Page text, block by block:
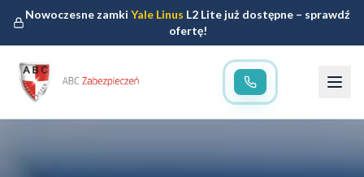
Nowoczesne zamkiYale Linus L2 Lite już dostępne – sprawdź
ofertę!